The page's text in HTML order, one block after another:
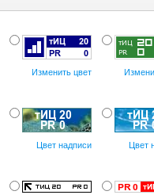
Изменить цвет
Цвет надписи Цвет